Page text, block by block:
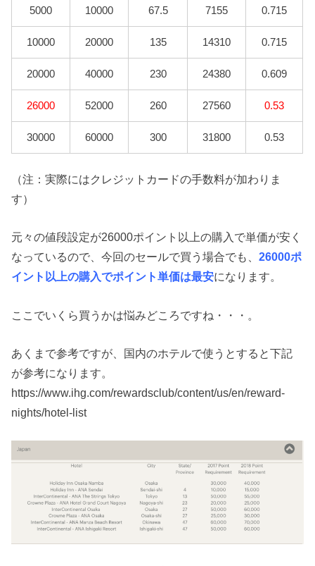
5000 10000 67.5 7155 0.715
10000 20000 135 14310 0.715
20000 40000 230 24380 0.609
26000 52000 260 27560 0.53
30000 60000 300 31800 0.53
（注：実際にはクレジットカードの手数料が加わりま
す）
元々の値段設定が26000ポイント以上の購入で単価が安く
なっているので、今回のセールで買う場合でも、26000ポ
イント以上の購入でポイント単価は最安になります。
ここでいくら買うかは悩みどころですね・・・。
あくまで参考ですが、国内のホテルで使うとすると下記
が参考になります。
https://www.ihg.com/rewardsclub/content/us/en/reward-
nights/hotel-list